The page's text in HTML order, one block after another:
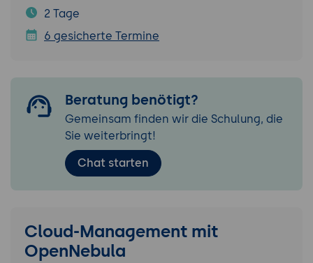
2 Tage
6 gesicherte Termine
Beratung benötigt?
Gemeinsam finden wir die Schulung, die
Sie weiterbringt!
Chat starten
Cloud-Management mit
OpenNebula